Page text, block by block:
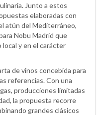
Junto a estos
elaboradas con
atún del Mediterráneo,
Nobu Madrid que
y en el carácter
de vinos concebida para
referencias. Con una
producciones limitadas
la propuesta recorre
grandes clásicos